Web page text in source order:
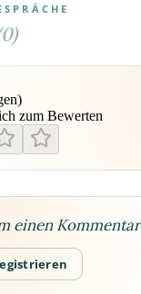
zum Bewerten
einen